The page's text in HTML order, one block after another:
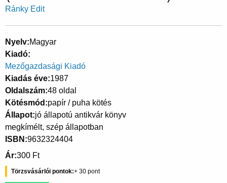
Ránky Edit
Nyelv Magyar
Kiadó
Mezőgazdasági Kiadó
Kiadás éve 1987
Oldalszám 48 oldal
Kötésmód papír / puha kötés
Állapot jó állapotú antikvár könyv
megkímélt, szép állapotban
ISBN 9632324404
Ár 300 Ft
Törzsvásárlói pontok 30